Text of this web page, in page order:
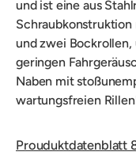
und ist eine aus
und zwei
geringen
Naben mit
wartungsfreien
Prouduktdatenblatt